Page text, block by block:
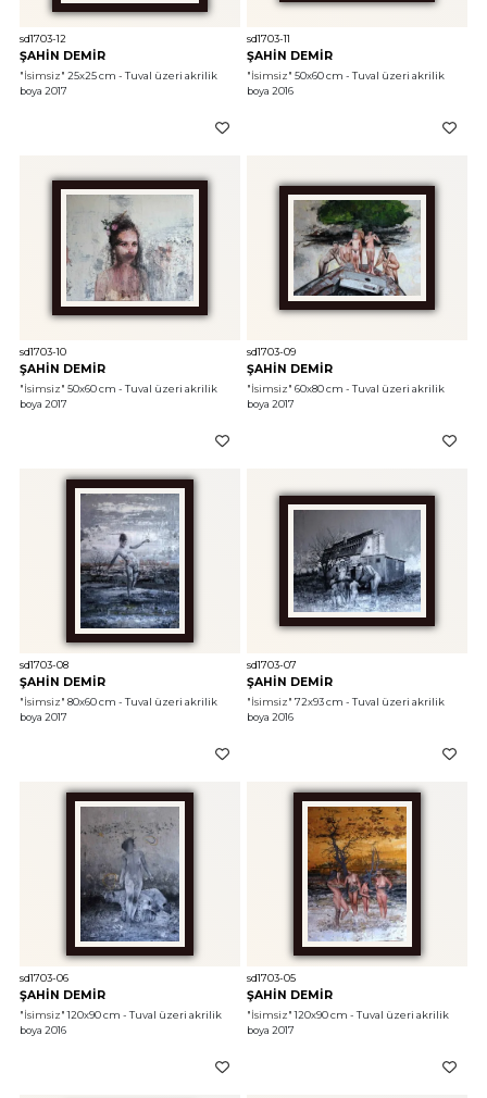
sd1703-12
ŞAHİN DEMİR
"İsimsiz" 25x25 cm - Tuval üzeri akrilik
boya 2017
sd1703-11
ŞAHİN DEMİR
"İsimsiz" 50x60 cm - Tuval üzeri akrilik
boya 2016
sd1703-10
ŞAHİN DEMİR
"İsimsiz" 50x60 cm - Tuval üzeri akrilik
boya 2017
sd1703-09
ŞAHİN DEMİR
"İsimsiz" 60x80 cm - Tuval üzeri akrilik
boya 2017
sd1703-08
ŞAHİN DEMİR
"İsimsiz" 80x60 cm - Tuval üzeri akrilik
boya 2017
sd1703-07
ŞAHİN DEMİR
"İsimsiz" 72x93 cm - Tuval üzeri akrilik
boya 2016
sd1703-06
ŞAHİN DEMİR
"İsimsiz" 120x90 cm - Tuval üzeri akrilik
boya 2016
sd1703-05
ŞAHİN DEMİR
"İsimsiz" 120x90 cm - Tuval üzeri akrilik
boya 2017